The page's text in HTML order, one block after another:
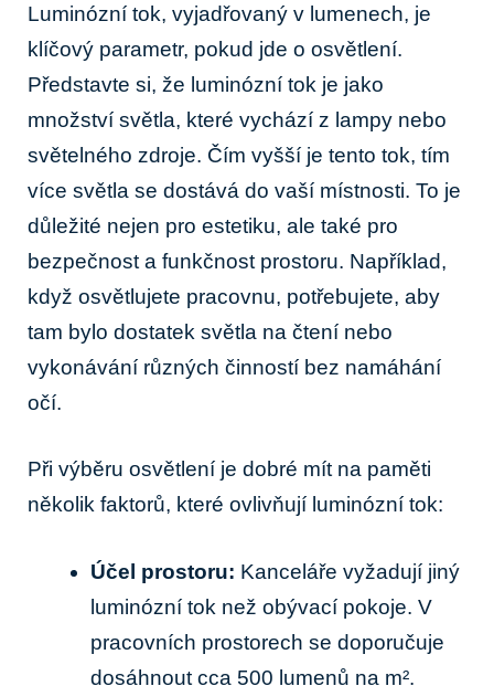
Luminózní tok, vyjadřovaný v lumenech, je
klíčový parametr, pokud jde o osvětlení.
Představte si, že luminózní tok je jako
množství světla, které vychází z lampy nebo
světelného zdroje. Čím vyšší je tento tok, tím
více světla se dostává do vaší místnosti. To je
důležité nejen pro estetiku, ale také pro
bezpečnost a funkčnost prostoru. Například,
když osvětlujete pracovnu, potřebujete, aby
tam bylo dostatek světla na čtení nebo
vykonávání různých činností bez namáhání
očí.
Při výběru osvětlení je dobré mít na paměti
několik faktorů, které ovlivňují luminózní tok:
Účel prostoru: Kanceláře vyžadují jiný
luminózní tok než obývací pokoje. V
pracovních prostorech se doporučuje
dosáhnout cca 500 lumenů na m².